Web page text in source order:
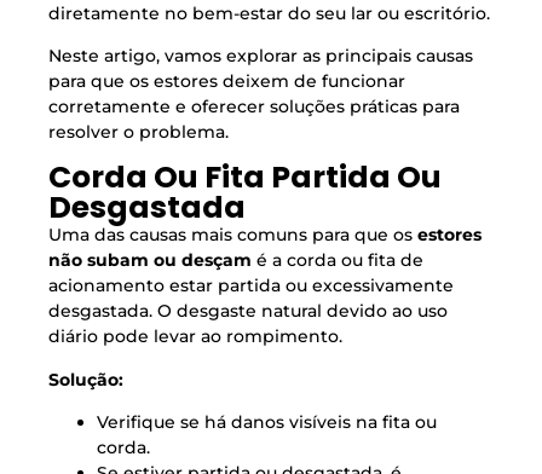
diretamente no bem-estar do seu lar ou escritório.
Neste artigo, vamos explorar as principais causas
para que os estores deixem de funcionar
corretamente e oferecer soluções práticas para
resolver o problema.
Corda Ou Fita Partida Ou
Desgastada
Uma das causas mais comuns para que os estores
não subam ou desçam é a corda ou fita de
acionamento estar partida ou excessivamente
desgastada. O desgaste natural devido ao uso
diário pode levar ao rompimento.
Solução:
Verifique se há danos visíveis na fita ou
corda.